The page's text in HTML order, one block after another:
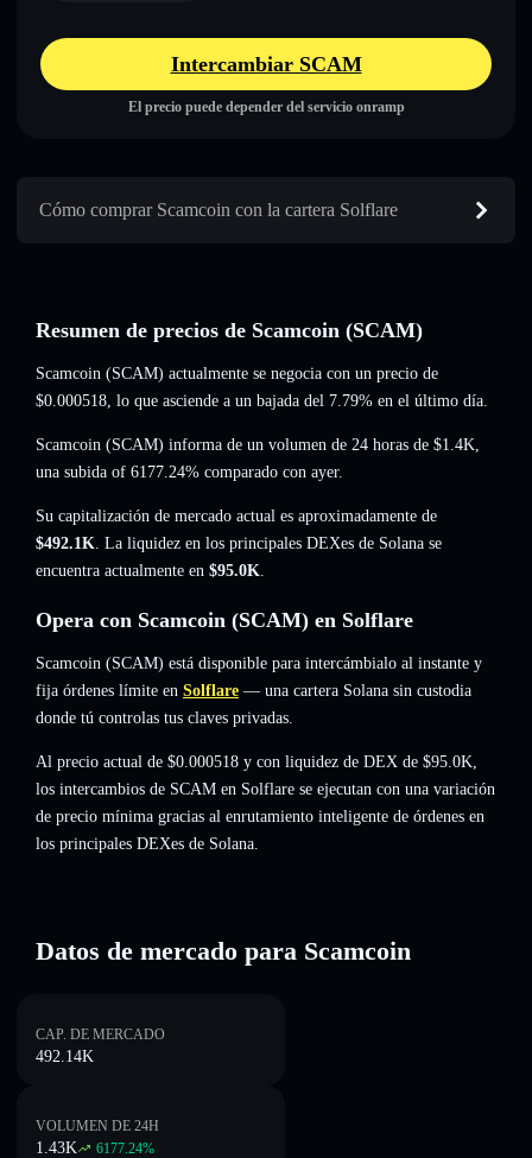
Intercambiar SCAM
El precio puede depender del servicio onramp
Cómo comprar Scamcoin con la cartera Solflare
Resumen de precios de Scamcoin (SCAM)
Scamcoin (SCAM) actualmente se negocia con un precio de
$0.000518, lo que asciende a un bajada del 7.79% en el último día.
Scamcoin (SCAM) informa de un volumen de 24 horas de $1.4K,
una subida of 6177.24% comparado con ayer.
Su capitalización de mercado actual es aproximadamente de
$492.1K. La liquidez en los principales DEXes de Solana se
encuentra actualmente en $95.0K.
Opera con Scamcoin (SCAM) en Solflare
Scamcoin (SCAM) está disponible para intercámbialo al instante y
fija órdenes límite en Solflare — una cartera Solana sin custodia
donde tú controlas tus claves privadas.
Al precio actual de $0.000518 y con liquidez de DEX de $95.0K,
los intercambios de SCAM en Solflare se ejecutan con una variación
de precio mínima gracias al enrutamiento inteligente de órdenes en
los principales DEXes de Solana.
Datos de mercado para Scamcoin
CAP. DE MERCADO
492.14K
VOLUMEN DE 24H
1.43K 6177.24%